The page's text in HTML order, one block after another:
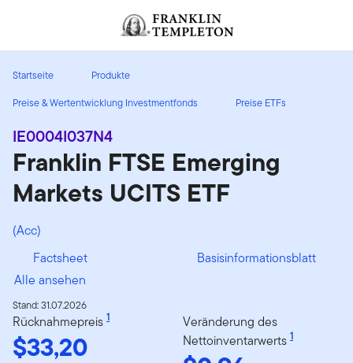
Header menu toggle
Startseite
Produkte
Preise & Wertentwicklung Investmentfonds
Preise ETFs
IE0004I037N4
Franklin FTSE Emerging
Markets UCITS ETF
(Acc)
Factsheet
Basisinformationsblatt
Alle ansehen
Stand: 31.07.2026
Rücknahmepreis 1
$33,20
Veränderung des
Nettoinventarwerts 1